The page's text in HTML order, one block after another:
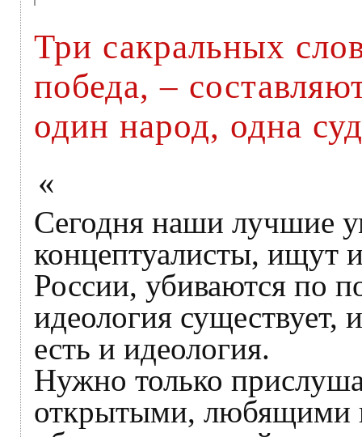
Три сакральных
победа, –
один народ, одна
«
Сегодня наши лучшие
концептуалисты, ищут
России, убиваются по
идеология существует,
есть и идеология.
Нужно только
открытыми, любящими